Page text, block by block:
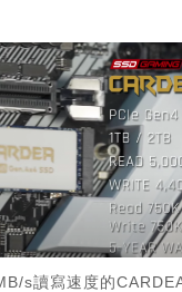
s讀寫速度的